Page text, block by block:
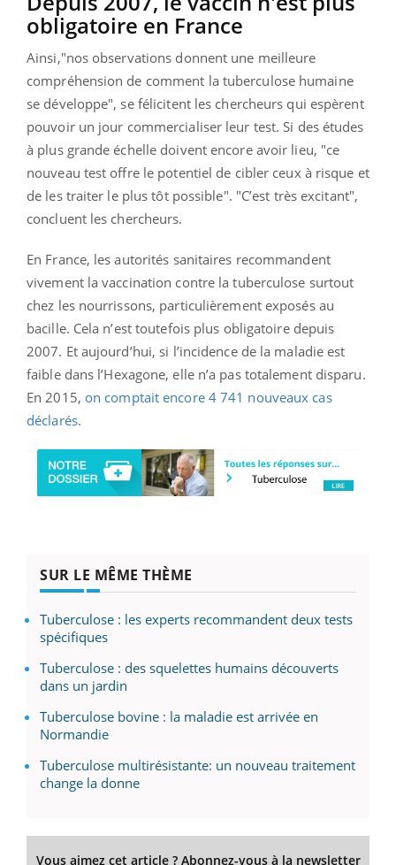
obligatoire en France
Ainsi,"nos observations donnent une meilleure
compréhension de comment la tuberculose humaine
se développe", se félicitent les chercheurs qui espèrent
pouvoir un jour commercialiser leur test. Si des études
à plus grande échelle doivent encore avoir lieu, "ce
nouveau test offre le potentiel de cibler ceux à risque et
de les traiter le plus tôt possible". "C’est très excitant",
concluent les chercheurs.
En France, les autorités sanitaires recommandent
vivement la vaccination contre la tuberculose surtout
chez les nourrissons, particulièrement exposés au
bacille. Cela n’est toutefois plus obligatoire depuis
2007. Et aujourd’hui, si l’incidence de la maladie est
faible dans l’Hexagone, elle n’a pas totalement disparu.
En 2015, on comptait encore 4 741 nouveaux cas
déclarés.
SUR LE MÊME THÈME
Tuberculose : les experts recommandent deux tests
spécifiques
Tuberculose : des squelettes humains découverts
dans un jardin
Tuberculose bovine : la maladie est arrivée en
Normandie
Tuberculose multirésistante: un nouveau traitement
change la donne
Vous aimez cet article ? Abonnez-vous à la newsletter